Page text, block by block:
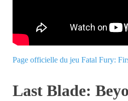
Page officielle du jeu Fatal Fury:
Last Blade: